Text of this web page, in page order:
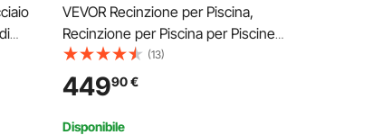
VEVOR Recinzione per Piscina,
Recinzione per Piscina per Piscine
Interrate, 1,21×32,91 m, Recinzione per
Piscina di Sicurezza per Bambini
Rimovibile, Recinzione per Piscina di
Facile Installazione Fai d
(13)
44990€
Disponibile